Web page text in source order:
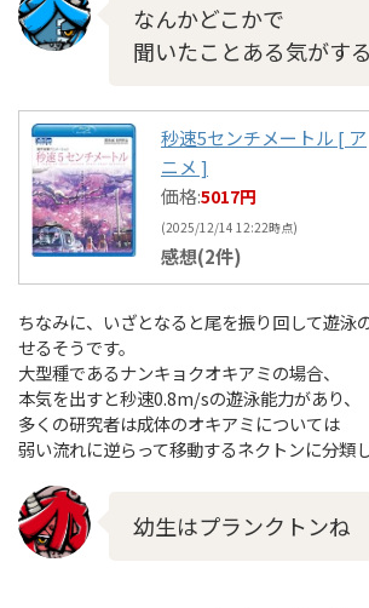
なんかどこかで
聞いたことある気がする
秒速5センチメートル [ ア
ニメ ]
価格:5017円
(2025/12/14 12:22時点)
感想(2件)
ちなみに、いざとなると尾を振り回して遊泳
せるそうです。
大型種であるナンキョクオキアミの場合、
本気を出すと秒速0.8m/sの遊泳能力があり、
多くの研究者は成体のオキアミについては
弱い流れに逆らって移動するネクトンに分類
幼生はプランクトンね